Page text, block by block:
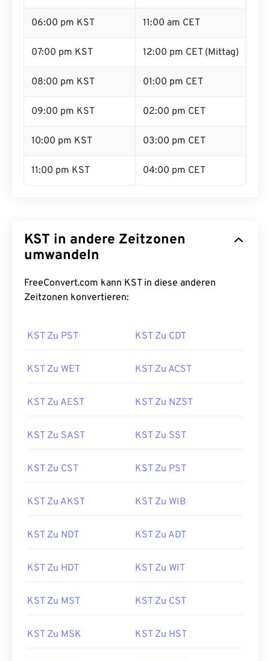
06:00 pm KST 11:00 am CET
07:00 pm KST 12:00 pm CET (Mittag)
08:00 pm KST 01:00 pm CET
09:00 pm KST 02:00 pm CET
10:00 pm KST 03:00 pm CET
11:00 pm KST 04:00 pm CET
KST in andere Zeitzonen
umwandeln
FreeConvert.com kann KST in diese anderen
Zeitzonen konvertieren:
KST Zu PST KST Zu CDT
KST Zu WET KST Zu ACST
KST Zu AEST KST Zu NZST
KST Zu SAST KST Zu SST
KST Zu CST KST Zu PST
KST Zu AKST KST Zu WIB
KST Zu NDT KST Zu ADT
KST Zu HDT KST Zu WIT
KST Zu MST KST Zu CST
KST Zu MSK KST Zu HST